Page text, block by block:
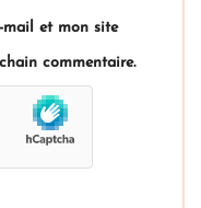
mail et mon site
commentaire.